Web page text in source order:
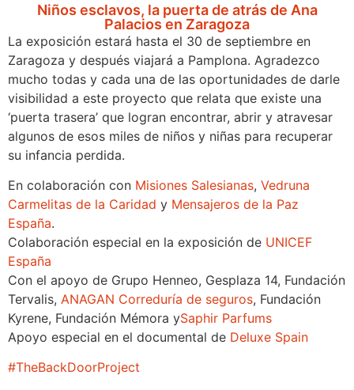
Niños esclavos, la puerta de atrás de Ana
Palacios en Zaragoza
La exposición estará hasta el 30 de septiembre en
Zaragoza y después viajará a Pamplona. Agradezco
mucho todas y cada una de las oportunidades de darle
visibilidad a este proyecto que relata que existe una
‘puerta trasera’ que logran encontrar, abrir y atravesar
algunos de esos miles de niños y niñas para recuperar
su infancia perdida.
En colaboración con Misiones Salesianas, Vedruna
Carmelitas de la Caridad y Mensajeros de la Paz
España.
Colaboración especial en la exposición de UNICEF
España
Con el apoyo de Grupo Henneo, Gesplaza 14, Fundación
Tervalis, ANAGAN Correduría de seguros, Fundación
Kyrene, Fundación Mémora ySaphir Parfums
Apoyo especial en el documental de Deluxe Spain
#TheBackDoorProject